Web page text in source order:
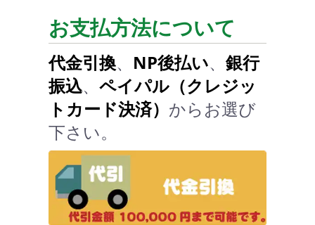
お支払方法について
代金引換、 NP後払い、 銀行
振込、 ペイパル（クレジッ
トカード決済） からお選び
下さい。